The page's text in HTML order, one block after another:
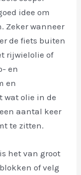
idee om
Zeker wanneer
de fiets buiten
rijwielolie of
en
en
wat olie in de
aantal keer
te zitten.
het van groot
of velg